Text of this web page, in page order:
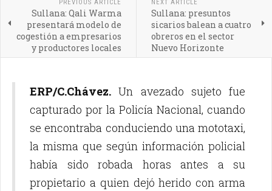
PREVIOUS ARTICLE
Sullana: Qali Warma
presentará modelo de
cogestión a empresarios
y productores locales
NEXT ARTICLE
Sullana: presuntos
sicarios balean a cuatro
obreros en el sector
Nuevo Horizonte
ERP/C.Chávez. Un avezado sujeto fue
capturado por la Policía Nacional, cuando
se encontraba conduciendo una mototaxi,
la misma que según información policial
había sido robada horas antes a su
propietario a quien dejó herido con arma